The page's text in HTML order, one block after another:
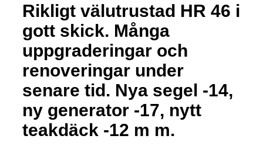
Rikligt välutrustad HR 46 i
gott skick. Många
uppgraderingar och
renoveringar under
senare tid. Nya segel -14,
ny generator -17, nytt
teakdäck -12 m m.